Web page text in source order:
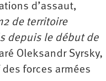
d’assaut,
2de territoire
depuis le début de
Oleksandr Syrsky,
forces armées